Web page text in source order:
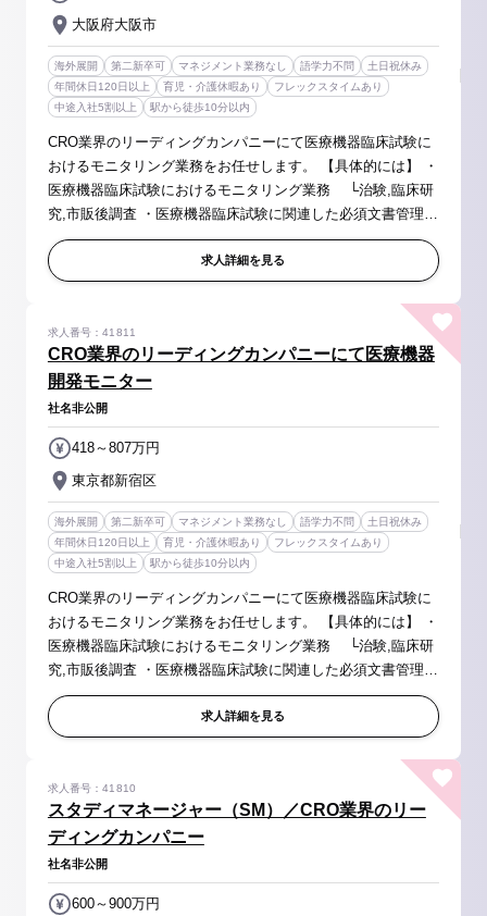
大阪府大阪市
海外展開 第二新卒可 マネジメント業務なし 語学力不問
土日祝休み
年間休日120日以上
育児・介護休暇あり
フレックスタイムあり
中途入社5割以上
駅から徒歩10分以内
CRO業界のリーディングカンパニーにて医療機器臨床試験に
おけるモニタリング業務をお任せします。 【具体的には】 ・
医療機器臨床試験におけるモニタリング業務 └治験,臨床研
究,市販後調査 ・医療機器臨床試験に関連した必須文書管理
(Document Control)業務等 ・医療機器臨床試験に関連したメ
ディカルライティ...
求人詳細を見る
CRO業界のリーディングカンパニーにて医療機器
開発モニター
求人番号：41811
社名非公開
東京都新宿区
418～807万円
海外展開 第二新卒可 マネジメント業務なし 語学力不問
土日祝休み
年間休日120日以上
育児・介護休暇あり
フレックスタイムあり
中途入社5割以上
駅から徒歩10分以内
CRO業界のリーディングカンパニーにて医療機器臨床試験に
おけるモニタリング業務をお任せします。 【具体的には】 ・
医療機器臨床試験におけるモニタリング業務 └治験,臨床研
究,市販後調査 ・医療機器臨床試験に関連した必須文書管理
(Document Control)業務等 ・医療機器臨床試験に関連したメ
ディカルライティ...
求人詳細を見る
スタディマネージャー（SM）／CRO業界のリー
ディングカンパニー
求人番号：41810
社名非公開
600～900万円